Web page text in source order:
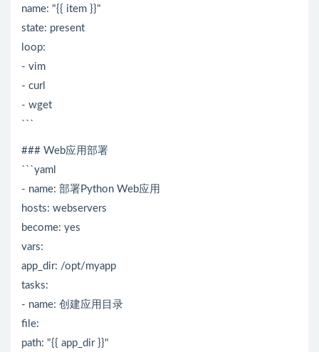
name: "{{ item }}"
state: present
loop:
- vim
- curl
- wget
```
### Web应用部署
```yaml
- name: 部署Python Web应用
hosts: webservers
become: yes
vars:
app_dir: /opt/myapp
tasks:
- name: 创建应用目录
file:
path: "{{ app_dir }}"